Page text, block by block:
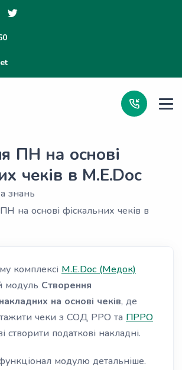
ПН на основі
чеків в M.E.Doc
знань
на основі фіскальних чеків в
комплексі M.E.Doc (Медок)
модуль Створення
накладних на основі чеків, де
чеки з СОД РРО та ПРРО
створити податкові накладні.
модулю детальніше.